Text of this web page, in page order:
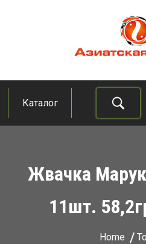
Азиатская лавка
Продукты из восточно-азиатских стран
Каталог
Жвачка
11шт.
Home